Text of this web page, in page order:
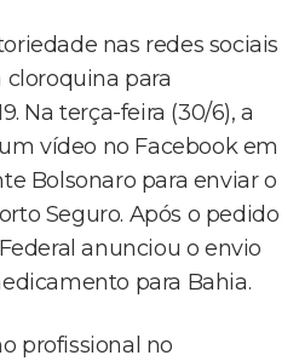
nas redes sociais
cloroquina para
Na terça-feira (30/6), a
vídeo no Facebook em
Bolsonaro para enviar o
Seguro. Após o pedido
anunciou o envio
para Bahia.
profissional no